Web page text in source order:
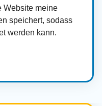
Website meine
speichert, sodass
werden kann.